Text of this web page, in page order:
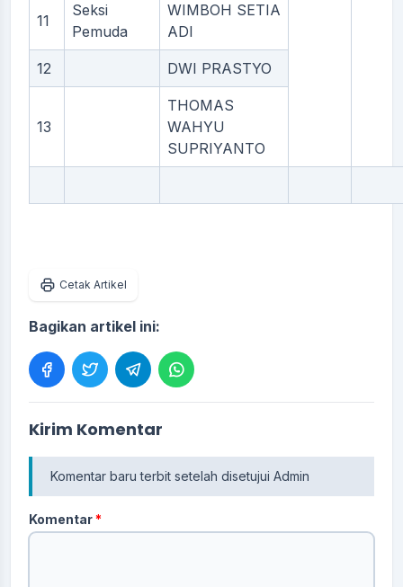
11
Seksi
Pemuda
WIMBOH SETIA
ADI
12 DWI PRASTYO
13
THOMAS
WAHYU
SUPRIYANTO
Cetak Artikel
Bagikan artikel ini:
Kirim Komentar
Komentar baru terbit setelah disetujui Admin
Komentar*